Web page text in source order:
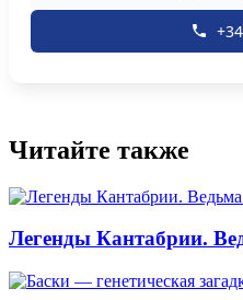
Читайте также
Легенды Кантабрии.